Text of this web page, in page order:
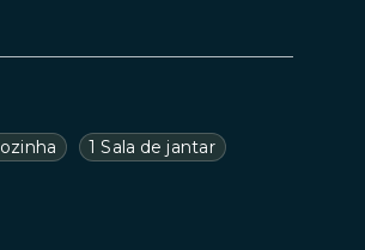
1 Sala de jantar